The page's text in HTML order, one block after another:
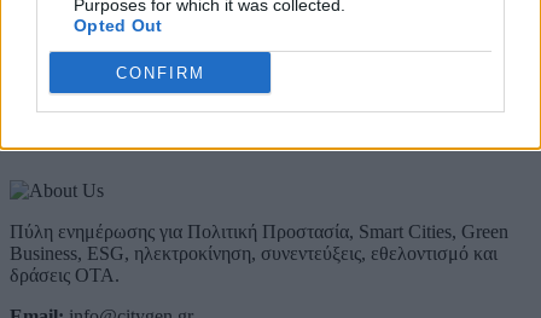
Purposes for which it was collected.
Opted Out
CONFIRM
About Us
Πύλη ενημέρωσης για Πολιτική Προστασία, Smart Cities, Green
Business, ESG, ηλεκτροκίνηση, συνεντεύξεις, εθελοντισμό και
δράσεις ΟΤΑ.